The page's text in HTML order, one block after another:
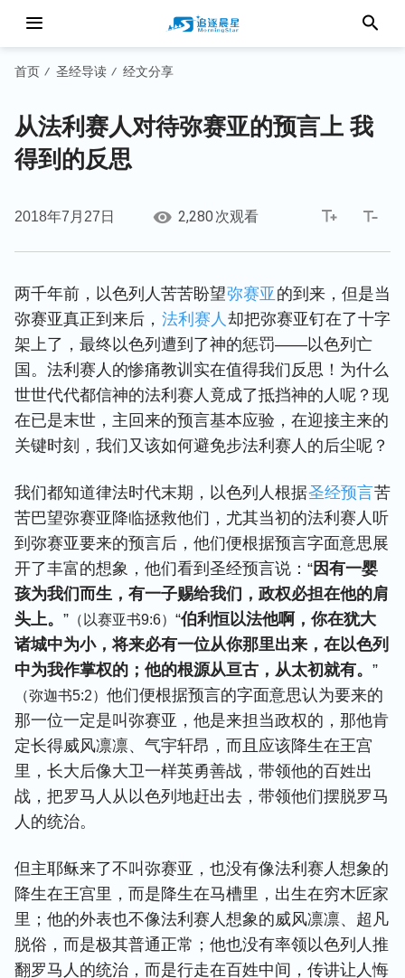
首页 / 圣经导读 / 经文分享
从法利赛人对待弥赛亚的预言上 我
得到的反思
2018年7月27日 2,280 次观看
两千年前，以色列人苦苦盼望弥赛亚 的到来，但是当
弥赛亚真正到来后， 法利赛人 却把弥赛亚钉在了十字
架上了，最终以色列遭到了神的惩罚——以色列亡
国。法利赛人的惨痛教训实在值得我们反思！为什么
世世代代都信神的法利赛人竟成了抵挡神的人呢？现
在已是末世，主回来的预言基本应验，在迎接主来的
关键时刻，我们又该如何避免步法利赛人的后尘呢？
我们都知道律法时代末期，以色列人根据圣经预言苦
苦巴望弥赛亚降临拯救他们，尤其当初的法利赛人听
到弥赛亚要来的预言后，他们便根据预言字面意思展
开了丰富的想象，他们看到圣经预言说：“因有一婴
孩为我们而生，有一子赐给我们，政权必担在他的肩
头上。 ” （以赛亚书9:6） “伯利恒以法他啊，你在犹大
诸城中为小，将来必有一位从你那里出来，在以色列
中为我作掌权的；他的根源从亘古，从太初就有。 ”
（弥迦书5:2） 他们便根据预言的字面意思认为要来的
那一位一定是叫弥赛亚，他是来担当政权的，那他肯
定长得威风凛凛、气宇轩昂，而且应该降生在王宫
里，长大后像大卫一样英勇善战，带领他的百姓出
战，把罗马人从以色列地赶出去，带领他们摆脱罗马
人的统治。
但主耶稣来了不叫弥赛亚，也没有像法利赛人想象的
降生在王宫里，而是降生在马槽里，出生在穷木匠家
里；他的外表也不像法利赛人想象的威风凛凛、超凡
脱俗，而是极其普通正常；他也没有率领以色列人推
翻罗马人的统治，而是行走在百姓中间，传讲让人悔